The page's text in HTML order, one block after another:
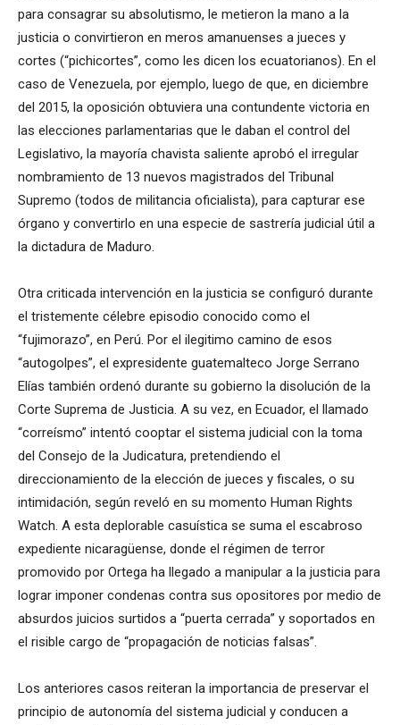
para consagrar su absolutismo, le metieron la mano a la
justicia o convirtieron en meros amanuenses a jueces y
cortes (“pichicortes”, como les dicen los ecuatorianos). En el
caso de Venezuela, por ejemplo, luego de que, en diciembre
del 2015, la oposición obtuviera una contundente victoria en
las elecciones parlamentarias que le daban el control del
Legislativo, la mayoría chavista saliente aprobó el irregular
nombramiento de 13 nuevos magistrados del Tribunal
Supremo (todos de militancia oficialista), para capturar ese
órgano y convertirlo en una especie de sastrería judicial útil a
la dictadura de Maduro.
Otra criticada intervención en la justicia se configuró durante
el tristemente célebre episodio conocido como el
“fujimorazo”, en Perú. Por el ilegitimo camino de esos
“autogolpes”, el expresidente guatemalteco Jorge Serrano
Elías también ordenó durante su gobierno la disolución de la
Corte Suprema de Justicia. A su vez, en Ecuador, el llamado
“correísmo” intentó cooptar el sistema judicial con la toma
del Consejo de la Judicatura, pretendiendo el
direccionamiento de la elección de jueces y fiscales, o su
intimidación, según reveló en su momento Human Rights
Watch. A esta deplorable casuística se suma el escabroso
expediente nicaragüense, donde el régimen de terror
promovido por Ortega ha llegado a manipular a la justicia para
lograr imponer condenas contra sus opositores por medio de
absurdos juicios surtidos a “puerta cerrada” y soportados en
el risible cargo de “propagación de noticias falsas”.
Los anteriores casos reiteran la importancia de preservar el
principio de autonomía del sistema judicial y conducen a